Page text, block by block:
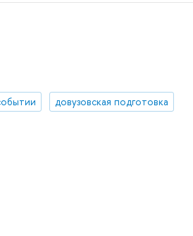
довузовская подготовка